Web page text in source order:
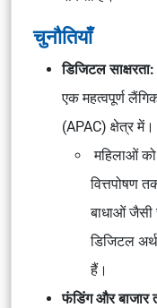
चुनौतियाँ
डिजिटल साक्षरता:
एक महत्वपूर्ण
(APAC) क्षेत्र में।
महिलाओं को
वित्तपोषण
बाधाओं जैसी
डिजिटल
हैं।
फंडिंग और बाजार